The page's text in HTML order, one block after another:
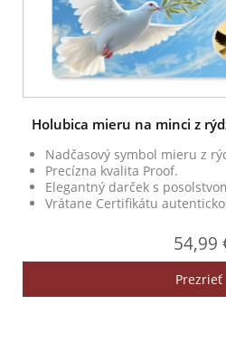
Holubica mieru na minci z
Nadčasový symbol mieru z
Precízna kvalita Proof.
Elegantný darček s
Vrátane Certifikátu
54,99
Prezrieť